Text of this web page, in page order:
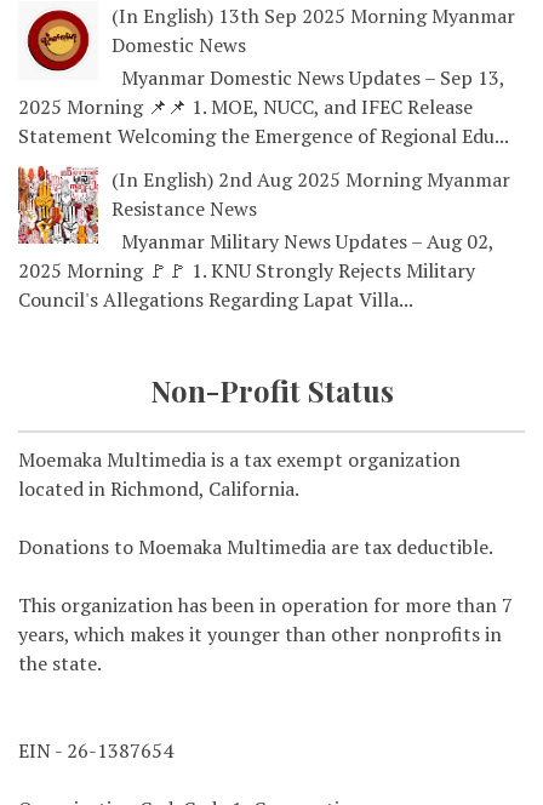
(In English) 13th Sep 2025 Morning Myanmar
Domestic News
Myanmar Domestic News Updates – Sep 13,
2025 Morning 📌📌 1. MOE, NUCC, and IFEC Release
Statement Welcoming the Emergence of Regional Edu...
(In English) 2nd Aug 2025 Morning Myanmar
Resistance News
Myanmar Military News Updates – Aug 02,
2025 Morning 🚩🚩 1. KNU Strongly Rejects Military
Council's Allegations Regarding Lapat Villa...
Non-Profit Status
Moemaka Multimedia is a tax exempt organization
located in Richmond, California.
Donations to Moemaka Multimedia are tax deductible.
This organization has been in operation for more than 7
years, which makes it younger than other nonprofits in
the state.
EIN - 26-1387654